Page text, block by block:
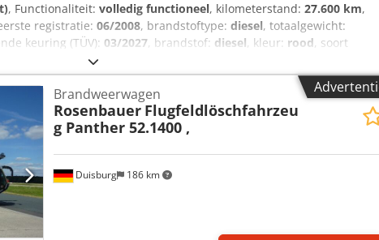
, Functionaliteit: volledig functioneel, kilometerstand: 27.600 km,
registratie: 06/2008, brandstoftype: diesel, totaalgewicht:
keuring (TÜV): 03/2027, brandstof: diesel, kleur: rood, soort
, totale lengte:
2008, bedrijfsturen:600 h, Uitrusting:aanhangwagenkoppeling,
inzetklaar – TÜV tot 03-2027 PANTHER
1000 pk en Allison 6-versnellingen volautomatische transmissie
Djdpfsx Rdyvex Aa Ijck
Duisburg 186 km
Brandweerwagen
Rosenbauer Flugfeldlöschfahrzeu
g Panther 52.1400 ,